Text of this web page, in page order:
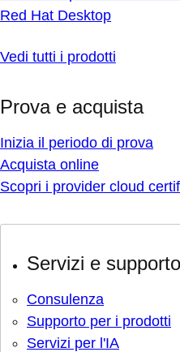
Red Hat Desktop
Vedi tutti i prodotti
Prova e acquista
Inizia il periodo di prova
Acquista online
Scopri i provider cloud
Servizi e supporto
Consulenza
Supporto per i prodotti
Servizi per l'IA